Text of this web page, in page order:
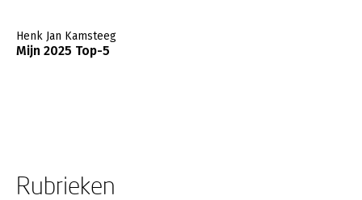
Henk Jan Kamsteeg
Mijn 2025 Top-5
Rubrieken